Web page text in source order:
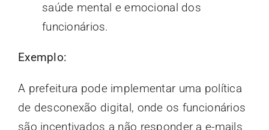
saúde mental e emocional dos
funcionários.
Exemplo:
A prefeitura pode implementar uma política
de desconexão digital, onde os funcionários
são incentivados a não responder a e-mails